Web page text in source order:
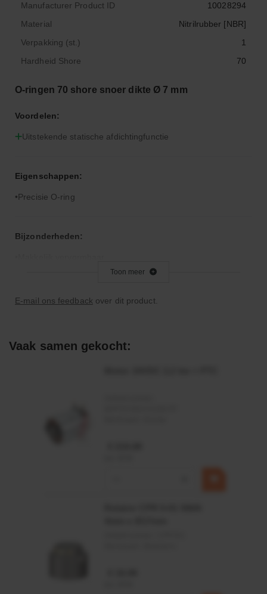
Manufacturer Product ID
10028294
Material
Nitrilrubber [NBR]
Verpakking (st.)
1
Hardheid Shore
70
O-ringen 70 shore snoer dikte Ø 7 mm
Voordelen:
Uitstekende statische afdichtingfunctie
Eigenschappen:
Precisie O-ring
Bijzonderheden:
Toepassingsgebied:
Toon meer
E-mail ons feedback over dit product.
Vaak samen gekocht: